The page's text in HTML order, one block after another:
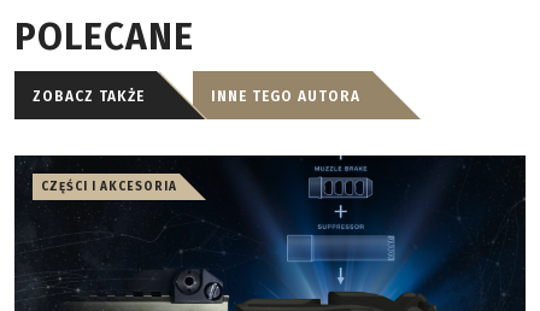
POLECANE
ZOBACZ TAKŻE INNE TEGO AUTORA
CZĘŚCI I AKCESORIA